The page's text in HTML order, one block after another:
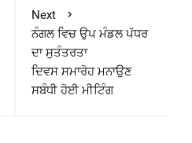
Next
ਨੰਗਲ ਵਿਚ ਉਪ ਮੰਡਲ ਪੱਧਰ
ਦਾ ਸੁਤੰਤਰਤਾ
ਦਿਵਸ ਸਮਾਰੋਹ ਮਨਾਉਣ
ਸਬੰਧੀ ਹੋਈ ਮੀਟਿੰਗ